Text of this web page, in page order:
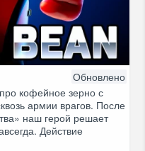
Обновлено
кофейное зерно с
армии врагов. После
наш герой решает
Действие